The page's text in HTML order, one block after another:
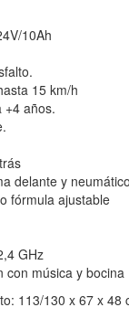
10Ah
15 km/h
+4 años.
delante y
fórmula ajustable
GHz
con música y bocina
113/130 x 67 x 48